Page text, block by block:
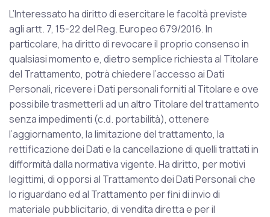
L’Interessato ha diritto di esercitare le facoltà previste
agli artt. 7, 15-22 del Reg. Europeo 679/2016. In
particolare, ha diritto di revocare il proprio consenso in
qualsiasi momento e, dietro semplice richiesta al Titolare
del Trattamento, potrà chiedere l’accesso ai Dati
Personali, ricevere i Dati personali forniti al Titolare e ove
possibile trasmetterli ad un altro Titolare del trattamento
senza impedimenti (c.d. portabilità), ottenere
l’aggiornamento, la limitazione del trattamento, la
rettificazione dei Dati e la cancellazione di quelli trattati in
difformità dalla normativa vigente. Ha diritto, per motivi
legittimi, di opporsi al Trattamento dei Dati Personali che
lo riguardano ed al Trattamento per fini di invio di
materiale pubblicitario, di vendita diretta e per il